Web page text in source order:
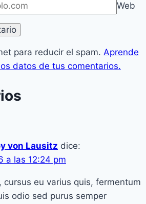
Web
para reducir el spam. Aprende
datos de tus comentarios.
von Lausitz dice:
a las 12:24 pm
cursus eu varius quis, fermentum
odio sed purus semper